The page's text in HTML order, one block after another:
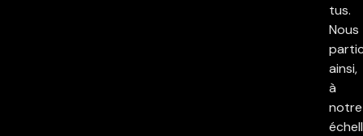
tus.
Nous
ainsi,
à
notre